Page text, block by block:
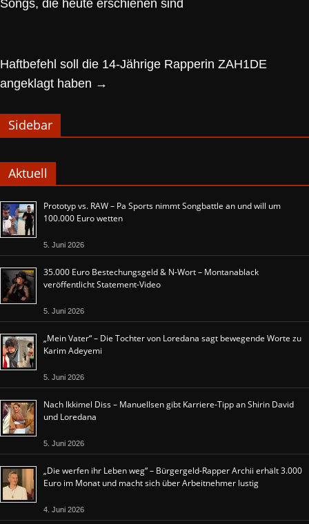
Songs, die heute erschienen sind
Haftbefehl soll die 14-Jährige Rapperin ZAH1DE
angeklagt haben →
Sidebar
Aktuell
Prototyp vs. RAW – Pa Sports nimmt Songbattle an und will um
100.000 Euro wetten
5. Juni 2026
35.000 Euro Bestechungsgeld & N-Wort – Montanablack
veröffentlicht Statement-Video
5. Juni 2026
„Mein Vater“ – Die Tochter von Loredana sagt bewegende Worte zu
Karim Adeyemi
5. Juni 2026
Nach Ikkimel Diss – Manuellsen gibt Karriere-Tipp an Shirin David
und Loredana
5. Juni 2026
„Die werfen ihr Leben weg“ – Bürgergeld-Rapper Archii erhält 3.000
Euro im Monat und macht sich über Arbeitnehmer lustig
4. Juni 2026